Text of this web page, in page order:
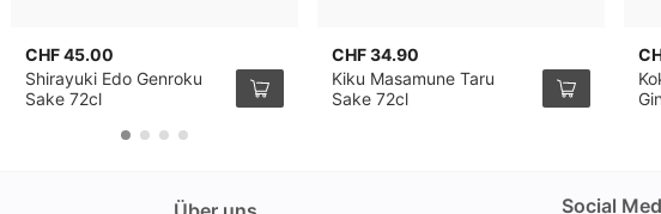
CHF 45.00
Shirayuki Edo Genroku
Sake 72cl
CHF 34.90
Kiku Masamune Taru
Sake 72cl
Social